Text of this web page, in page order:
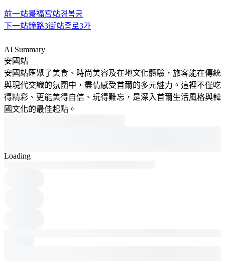
前一站景福宮站경복궁
下一站鐘路3街站종로3가
AI Summary
安國站
安國站匯聚了美食、時尚美容及在地文化體驗，旅客能在傳統
與現代交織的氛圍中，盡情感受首爾的多元魅力。這裡不僅吃
得精彩、更能美得自信、玩得難忘，是深入首爾生活風格與韓
國文化的最佳起點。
Loading